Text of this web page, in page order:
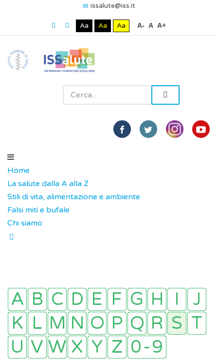
issalute@iss.it
Aa Aa Aa A- A A+
Home
La salute dalla A alla Z
Stili di vita, alimentazione e ambiente
Falsi miti e bufale
Chi siamo